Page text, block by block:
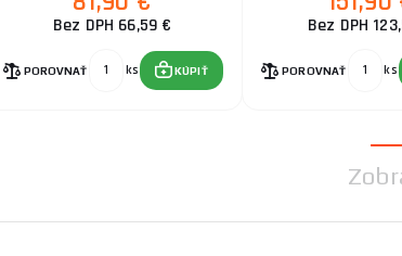
Bez DPH 66,59 €
POROVNAŤ ks KÚPIŤ
Bez DPH
POROVNAŤ ks